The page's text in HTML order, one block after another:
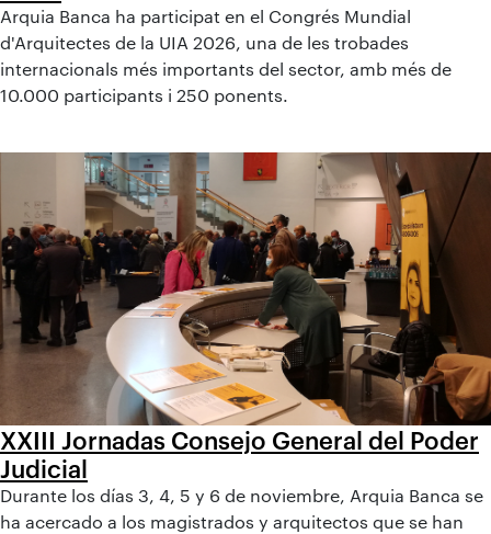
Arquia Banca ha participat en el Congrés Mundial
d'Arquitectes de la UIA 2026, una de les trobades
internacionals més importants del sector, amb més de
10.000 participants i 250 ponents.
XXIII Jornadas Consejo General del Poder
Judicial
Durante los días 3, 4, 5 y 6 de noviembre, Arquia Banca se
ha acercado a los magistrados y arquitectos que se han